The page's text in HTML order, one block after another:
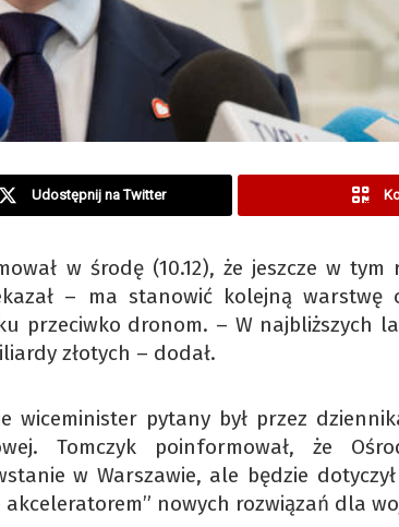
Udostępnij na Twitter
w środę (10.12), że jeszcze w tym
– ma stanowić kolejną warstwę
przeciwko dronom. – W najbliższych
złotych – dodał.
wiceminister pytany był przez
Tomczyk poinformował, że
w Warszawie, ale będzie
akceleratorem” nowych rozwiązań dla